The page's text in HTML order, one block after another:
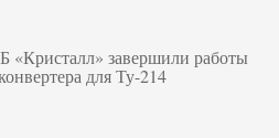
завершили работы
для Ту-214